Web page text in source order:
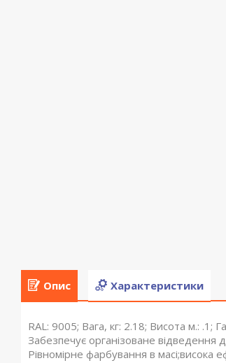
Опис Характеристики
RAL: 9005; Вага, кг: 2.18; Висота м.:
Забезпечує організоване
Рівномірне фарбування в масі;висока